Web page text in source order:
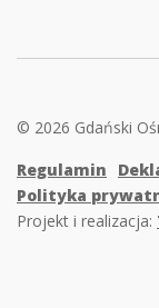
© 2026 Gdański
Regulamin
Polityka
Projekt i realizacja: